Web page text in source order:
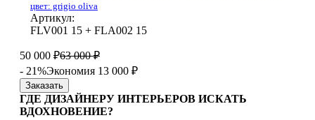
цвет: grigio oliva
Артикул:
FLV001 15 + FLA002 15
50 000 ₽63 000 ₽
- 21%Экономия 13 000 ₽
Заказать
ГДЕ ДИЗАЙНЕРУ ИНТЕРЬЕРОВ ИСКАТЬ
ВДОХНОВЕНИЕ?